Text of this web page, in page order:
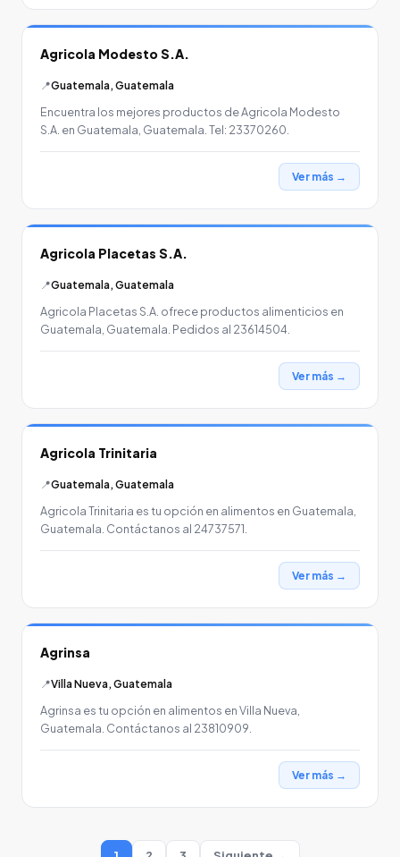
Agricola Modesto S.A.
📍Guatemala, Guatemala
Encuentra los mejores productos de Agricola Modesto
S.A. en Guatemala, Guatemala. Tel: 23370260.
Ver más →
Agricola Placetas S.A.
📍Guatemala, Guatemala
Agricola Placetas S.A. ofrece productos alimenticios en
Guatemala, Guatemala. Pedidos al 23614504.
Ver más →
Agricola Trinitaria
📍Guatemala, Guatemala
Agricola Trinitaria es tu opción en alimentos en Guatemala,
Guatemala. Contáctanos al 24737571.
Ver más →
Agrinsa
📍Villa Nueva, Guatemala
Agrinsa es tu opción en alimentos en Villa Nueva,
Guatemala. Contáctanos al 23810909.
Ver más →